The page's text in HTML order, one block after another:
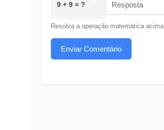
9 + 9 = ?
Resolva a operação matemática acima
Enviar Comentário